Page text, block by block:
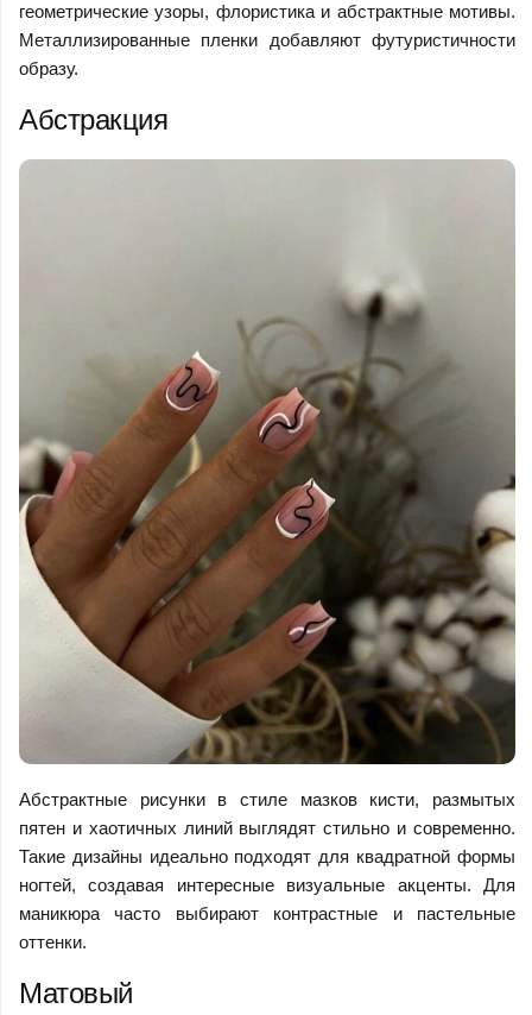
геометрические узоры, флористика и абстрактные мотивы.
Металлизированные пленки добавляют футуристичности
образу.
Абстракция
Абстрактные рисунки в стиле мазков кисти, размытых
пятен и хаотичных линий выглядят стильно и современно.
Такие дизайны идеально подходят для квадратной формы
ногтей, создавая интересные визуальные акценты. Для
маникюра часто выбирают контрастные и пастельные
оттенки.
Матовый